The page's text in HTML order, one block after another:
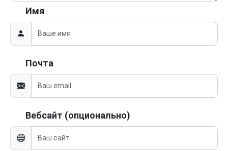
Имя
Почта
Вебсайт (опционально)